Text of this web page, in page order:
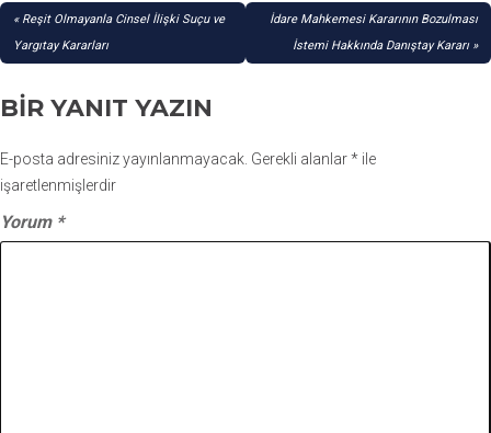
YAZI
GEZINMESI
Reşit Olmayanla Cinsel İlişki Suçu ve
Yargıtay Kararları
İdare Mahkemesi Kararının Bozulması
İstemi Hakkında Danıştay Kararı
BIR YANIT YAZIN
E-posta adresiniz yayınlanmayacak. Gerekli alanlar* ile
işaretlenmişlerdir
Yorum *